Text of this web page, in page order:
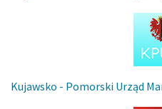
Kujawsko - Pomorski Urząd